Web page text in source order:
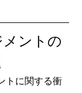
ントの
トに関する衝